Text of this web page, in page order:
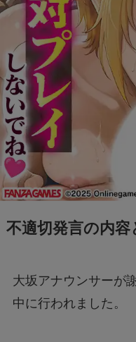
つば九郎
【プロセ
入
【大谷翔
【ヤクル
早田さん
不適切発言の内容
大坂アナウンサーが
中に行われました。